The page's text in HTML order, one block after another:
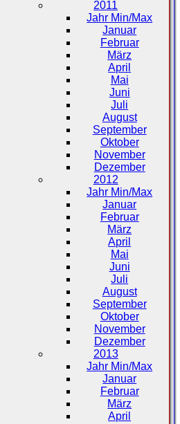
2011
Jahr Min/Max
Januar
Februar
März
April
Mai
Juni
Juli
August
September
Oktober
November
Dezember
2012
Jahr Min/Max
Januar
Februar
März
April
Mai
Juni
Juli
August
September
Oktober
November
Dezember
2013
Jahr Min/Max
Januar
Februar
März
April